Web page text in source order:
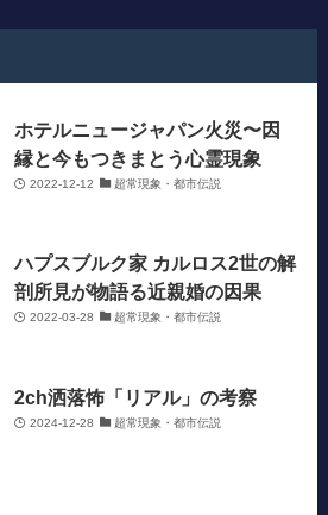
ホテルニュージャパン火災〜因
縁と今もつきまとう心霊現象
2022-12-12 超常現象・都市伝説
ハプスブルク家 カルロス2世の解
剖所見が物語る近親婚の因果
2022-03-28 超常現象・都市伝説
2ch洒落怖「リアル」の考察
2024-12-28 超常現象・都市伝説